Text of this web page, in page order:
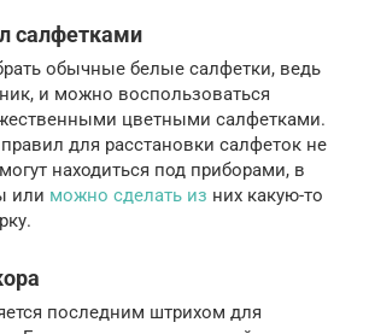
салфетками
обычные белые салфетки, ведь
и можно воспользоваться
цветными салфетками.
для расстановки салфеток не
находиться под приборами, в
или можно сделать из них какую-то
последним штрихом для